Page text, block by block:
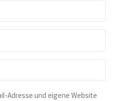
Adresse und eigene Website